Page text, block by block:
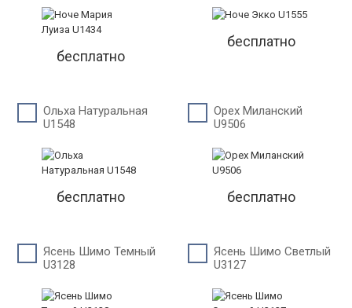
бесплатно
бесплатно
Ольха Натуральная
U1548
бесплатно
Орех Миланский
U9506
бесплатно
Ясень Шимо Темный
U3128
Ясень Шимо Светлый
U3127